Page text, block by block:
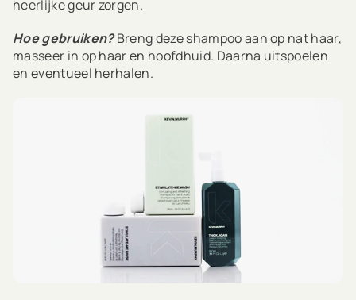
heerlijke geur zorgen.
Hoe gebruiken?Breng deze shampoo aan op nat haar,
masseer in op haar en hoofdhuid. Daarna uitspoelen
en eventueel herhalen.